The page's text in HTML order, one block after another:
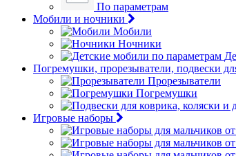
По параметрам
Мобили и ночники
Мобили
Ночники
Погремушки, прорезыватели, подвески
Прорезыватели
Погремушки
Игровые наборы